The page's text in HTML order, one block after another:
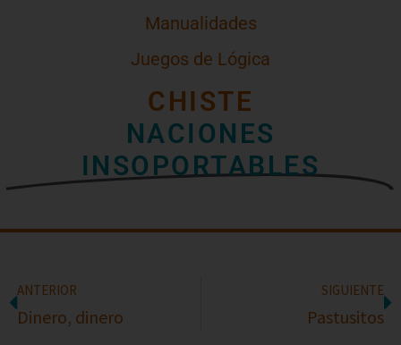
Manualidades
Juegos de Lógica
CHISTE
NACIONES
INSOPORTABLES
ANTERIOR
Dinero, dinero
SIGUIENTE
Pastusitos